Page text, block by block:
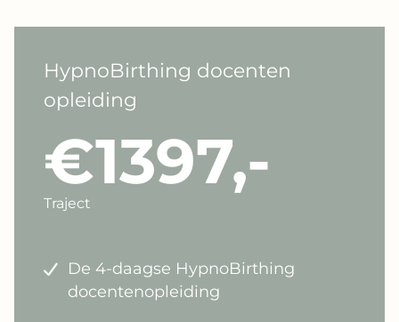
HypnoBirthing docenten
opleiding
€1397,-
Traject
De 4-daagse HypnoBirthing
docentenopleiding